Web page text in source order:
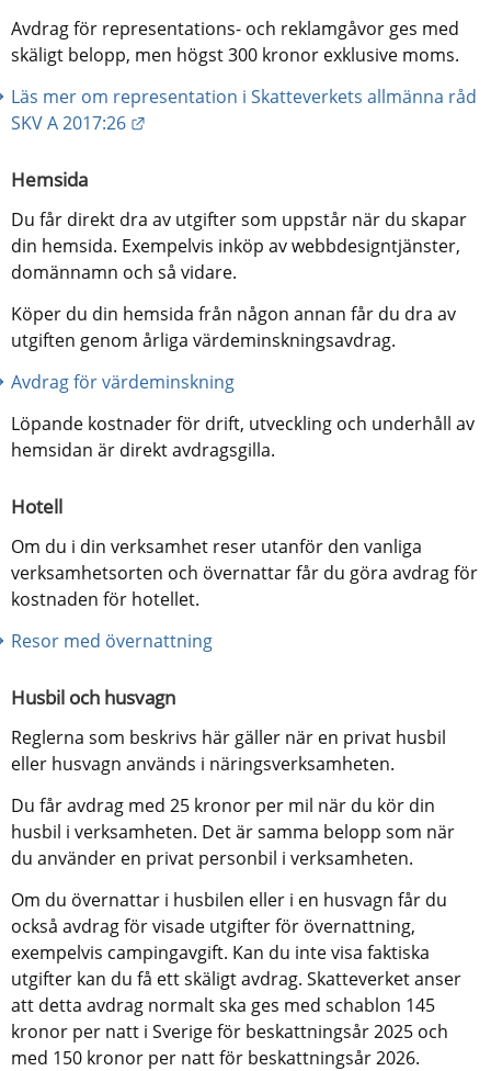
Avdrag för representations- och reklamgåvor ges med
skäligt belopp, men högst 300 kronor exklusive moms.
Läs mer om representation i Skatteverkets allmänna råd
SKV A 2017:26
Hemsida
Du får direkt dra av utgifter som uppstår när du skapar
din hemsida. Exempelvis inköp av webbdesigntjänster,
domännamn och så vidare.
Köper du din hemsida från någon annan får du dra av
utgiften genom årliga värdeminskningsavdrag.
Avdrag för värdeminskning
Löpande kostnader för drift, utveckling och underhåll av
hemsidan är direkt avdragsgilla.
Hotell
Om du i din verksamhet reser utanför den vanliga
verksamhetsorten och övernattar får du göra avdrag för
kostnaden för hotellet.
Resor med övernattning
Husbil och husvagn
Reglerna som beskrivs här gäller när en privat husbil
eller husvagn används i näringsverksamheten.
Du får avdrag med 25 kronor per mil när du kör din
husbil i verksamheten. Det är samma belopp som när
du använder en privat personbil i verksamheten.
Om du övernattar i husbilen eller i en husvagn får du
också avdrag för visade utgifter för övernattning,
exempelvis campingavgift. Kan du inte visa faktiska
utgifter kan du få ett skäligt avdrag. Skatteverket anser
att detta avdrag normalt ska ges med schablon 145
kronor per natt i Sverige för beskattningsår 2025 och
med 150 kronor per natt för beskattningsår 2026.